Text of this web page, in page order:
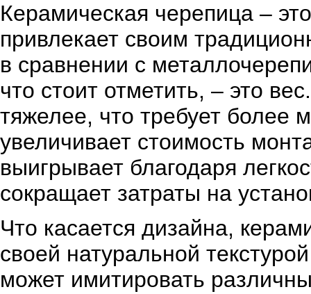
Керамическая черепица –
привлекает своим
в сравнении с
что стоит отметить, – это
тяжелее, что требует более
увеличивает стоимость
выигрывает благодаря
сокращает затраты на
Что касается дизайна,
своей натуральной
может имитировать